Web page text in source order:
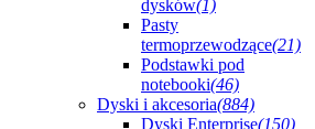
dysków(1)
Pasty
termoprzewodzące(21)
Podstawki pod
notebooki(46)
Dyski i akcesoria(884)
Dyski Enterprise(150)